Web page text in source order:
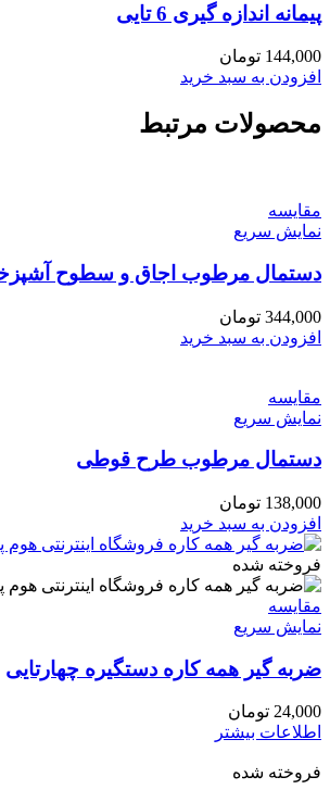
پیمانه اندازه گیری 6 تایی
144,000 تومان
افزودن به سبد خرید
محصولات مرتبط
مقايسه
نمایش سریع
دستمال مرطوب اجاق و سطوح آشپزخانه 40
344,000 تومان
افزودن به سبد خرید
مقايسه
نمایش سریع
دستمال مرطوب طرح قوطی
138,000 تومان
افزودن به سبد خرید
فروخته شده
مقايسه
نمایش سریع
ضربه گیر همه کاره دستگیره چهارتایی
24,000 تومان
اطلاعات بیشتر
فروخته شده